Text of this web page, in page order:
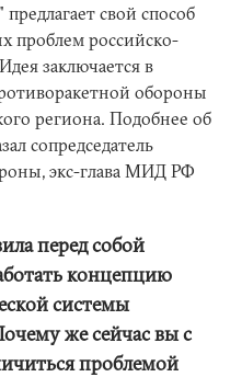
свой способ
проблем российско-
заключается в
обороны
региона. Подобнее об
сопредседатель
экс-глава МИД РФ
перед собой
концепцию
системы
же сейчас вы с
проблемой